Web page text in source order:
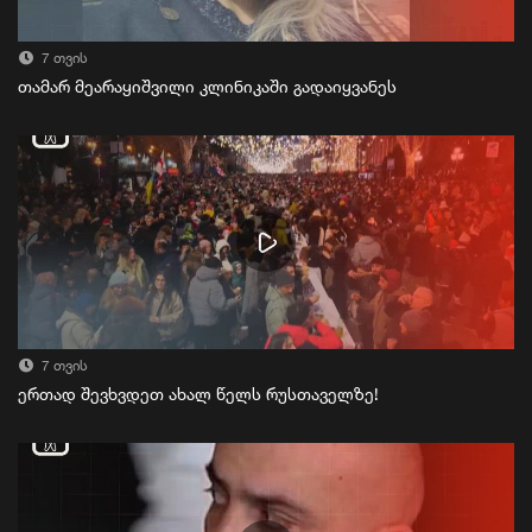
7 თვის
თამარ მეარაყიშვილი კლინიკაში გადაიყვანეს
7 თვის
ერთად შევხვდეთ ახალ წელს რუსთაველზე!